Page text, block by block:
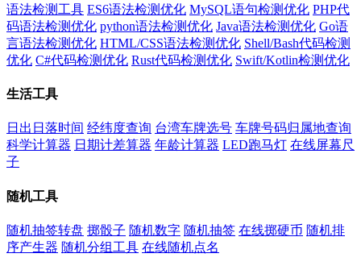
语法检测工具 ES6语法检测优化 MySQL语句检测优化 PHP代
码语法检测优化 python语法检测优化 Java语法检测优化 Go语
言语法检测优化 HTML/CSS语法检测优化 Shell/Bash代码检测
优化 C#代码检测优化 Rust代码检测优化 Swift/Kotlin检测优化
生活工具
日出日落时间 经纬度查询 台湾车牌选号 车牌号码归属地查询
科学计算器 日期计差算器 年龄计算器 LED跑马灯 在线屏幕尺
子
随机工具
随机抽签转盘 掷骰子 随机数字 随机抽签 在线掷硬币 随机排
序产生器 随机分组工具 在线随机点名